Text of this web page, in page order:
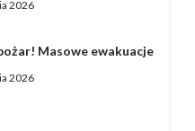
2026
Masowe ewakuacje
2026